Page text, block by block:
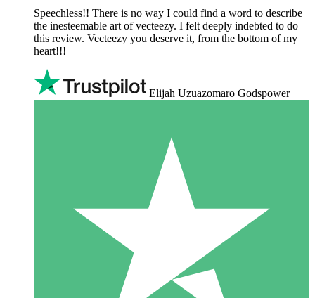
Speechless!! There is no way I could find a word to describe
the inesteemable art of vecteezy. I felt deeply indebted to do
this review. Vecteezy you deserve it, from the bottom of my
heart!!!
Elijah Uzuazomaro Godspower